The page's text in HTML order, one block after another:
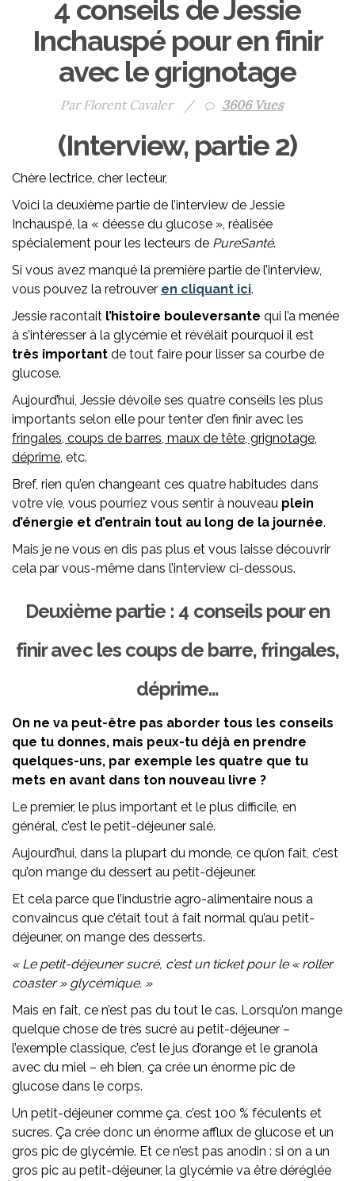
4 conseils de Jessie
Inchauspé pour en finir
avec le grignotage
Par Florent Cavaler / 3606 Vues
(Interview, partie 2)
Chère lectrice, cher lecteur,
Voici la deuxième partie de l’interview de Jessie
Inchauspé, la « déesse du glucose », réalisée
spécialement pour les lecteurs de PureSanté.
Si vous avez manqué la première partie de l’interview,
vous pouvez la retrouver en cliquant ici.
Jessie racontait l’histoire bouleversante qui l’a menée
à s’intéresser à la glycémie et révélait pourquoi il est
très important de tout faire pour lisser sa courbe de
glucose.
Aujourd’hui, Jessie dévoile ses quatre conseils les plus
importants selon elle pour tenter d’en finir avec les
fringales, coups de barres, maux de tête, grignotage,
déprime, etc.
Bref, rien qu’en changeant ces quatre habitudes dans
votre vie, vous pourriez vous sentir à nouveau plein
d’énergie et d’entrain tout au long de la journée.
Mais je ne vous en dis pas plus et vous laisse découvrir
cela par vous-même dans l’interview ci-dessous.
Deuxième partie : 4 conseils pour en
finir avec les coups de barre, fringales,
déprime…
On ne va peut-être pas aborder tous les conseils
que tu donnes, mais peux-tu déjà en prendre
quelques-uns, par exemple les quatre que tu
mets en avant dans ton nouveau livre ?
Le premier, le plus important et le plus difficile, en
général, c’est le petit-déjeuner salé.
Aujourd’hui, dans la plupart du monde, ce qu’on fait, c’est
qu’on mange du dessert au petit-déjeuner.
Et cela parce que l’industrie agro-alimentaire nous a
convaincus que c’était tout à fait normal qu’au petit-
déjeuner, on mange des desserts.
« Le petit-déjeuner sucré, c’est un ticket pour le « roller
coaster » glycémique. »
Mais en fait, ce n’est pas du tout le cas. Lorsqu’on mange
quelque chose de très sucré au petit-déjeuner –
l’exemple classique, c’est le jus d’orange et le granola
avec du miel – eh bien, ça crée un énorme pic de
glucose dans le corps.
Un petit-déjeuner comme ça, c’est 100 % féculents et
sucres. Ça crée donc un énorme afflux de glucose et un
gros pic de glycémie. Et ce n’est pas anodin : si on a un
gros pic au petit-déjeuner, la glycémie va être déréglée